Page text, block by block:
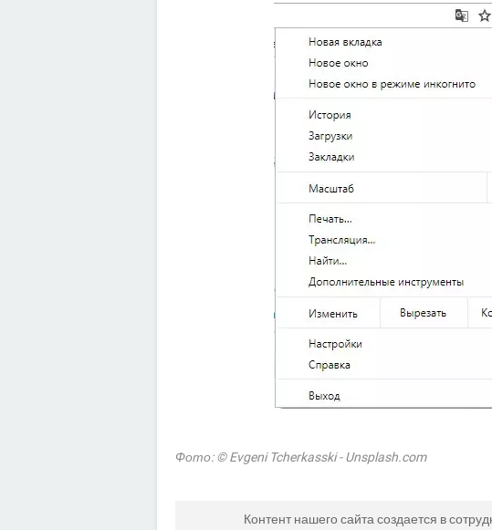
Фото: © Evgeni Tcherkasski - Unsplash.com
Контент нашего сайта создается в